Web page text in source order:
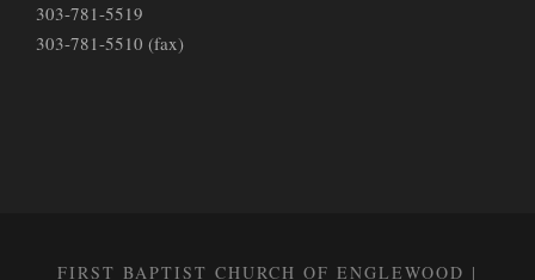
303-781-5519
303-781-5510 (fax)
FIRST BAPTIST CHURCH OF ENGLEWOOD |